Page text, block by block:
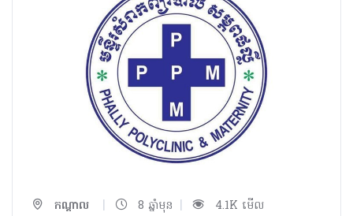
កណ្ដាល | 8 ឆ្នាំមុន | 4.1K មើល